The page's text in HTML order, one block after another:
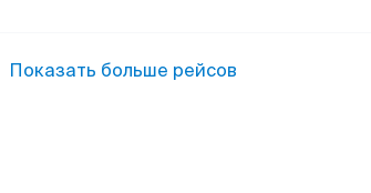
Показать больше рейсов